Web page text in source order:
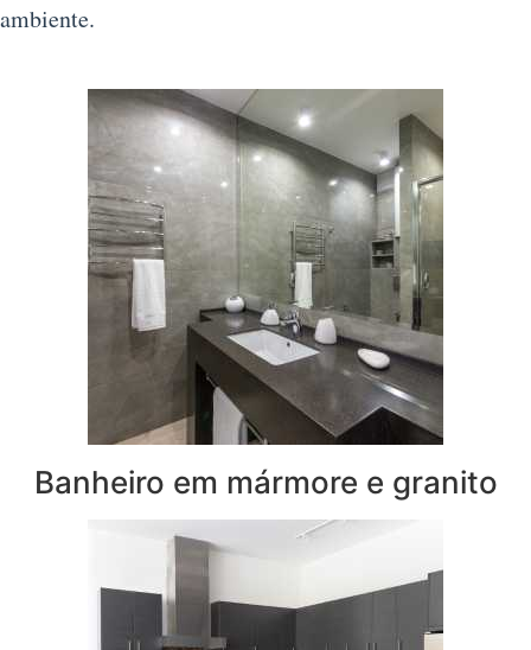
ambiente.
Banheiro em mármore e granito